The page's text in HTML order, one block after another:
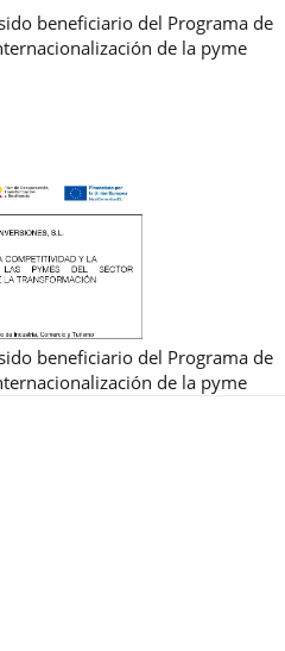
beneficiario del Programa de
de la pyme
beneficiario del Programa de
de la pyme